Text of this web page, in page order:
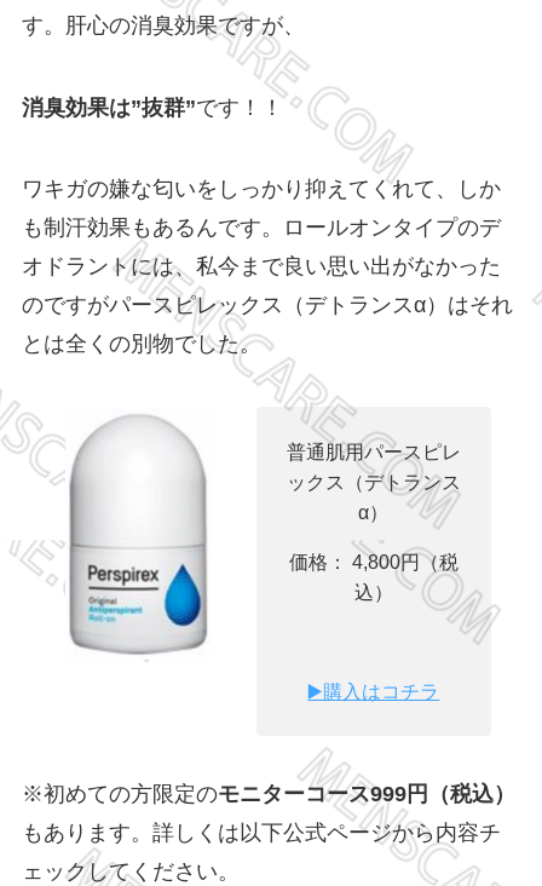
す。肝心の消臭効果ですが、
消臭効果は”抜群”です！！
ワキガの嫌な匂いをしっかり抑えてくれて、しか
も制汗効果もあるんです。ロールオンタイプのデ
オドラントには、私今まで良い思い出がなかった
のですがパースピレックス（デトランスα）はそれ
とは全くの別物でした。
普通肌用パースピレ
ックス（デトランス
α）
価格： 4,800円（税
込）
▶️購入はコチラ
※初めての方限定のモニターコース999円（税込）
もあります。詳しくは以下公式ページから内容チ
ェックしてください。